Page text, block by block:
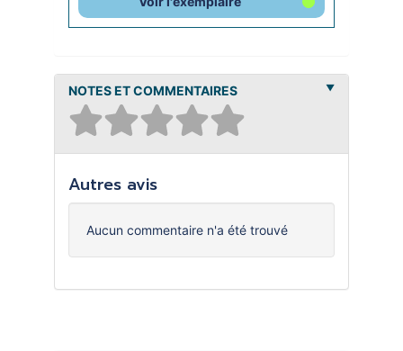
NOTES ET COMMENTAIRES
Autres avis
Aucun commentaire n'a été trouvé